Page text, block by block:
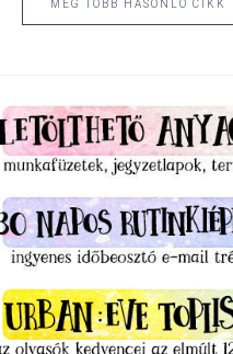
MÉG TÖBB HASONLÓ CIKK